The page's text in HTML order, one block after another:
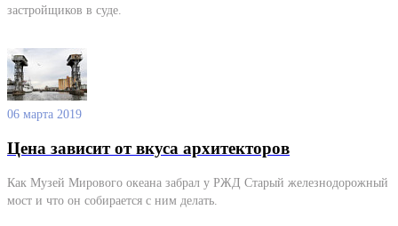
застройщиков в суде.
06 марта 2019
Цена зависит от вкуса архитекторов
Как Музей Мирового океана забрал у РЖД Старый железнодорожный
мост и что он собирается с ним делать.